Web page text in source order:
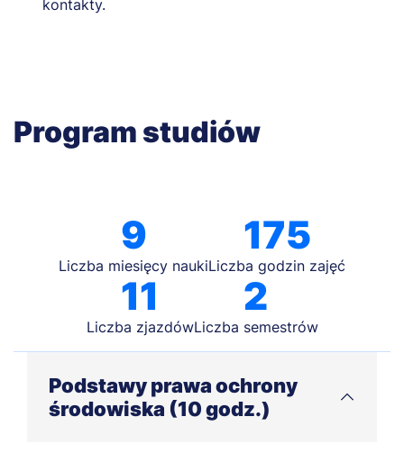
kontakty.
Program studiów
9
Liczba miesięcy nauki
175
Liczba godzin zajęć
11
Liczba zjazdów
2
Liczba semestrów
Podstawy prawa ochrony
środowiska (10 godz.)